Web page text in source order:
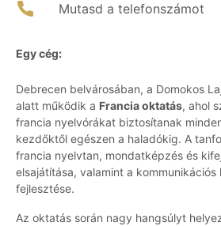
Mutasd a telefonszámot
Egy cég:
Debrecen belvárosában, a Domokos
alatt működik a Francia oktatás, ahol
francia nyelvórákat biztosítanak
kezdőktől egészen a haladókig. A
francia nyelvtan, mondatképzés és
elsajátítása, valamint a kommunikációs
fejlesztése.
Az oktatás során nagy hangsúlyt